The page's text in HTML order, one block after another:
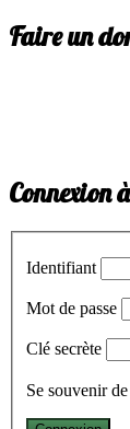
Faire un
Connexion
Identifiant
Mot de passe
Clé secrète
Se souvenir